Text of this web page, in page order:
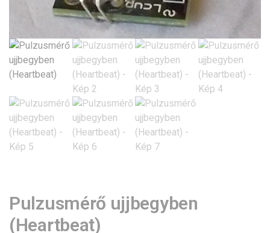
Pulzusmérő ujjbegyben
(Heartbeat)